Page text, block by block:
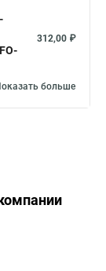
312,00 ₽
больше